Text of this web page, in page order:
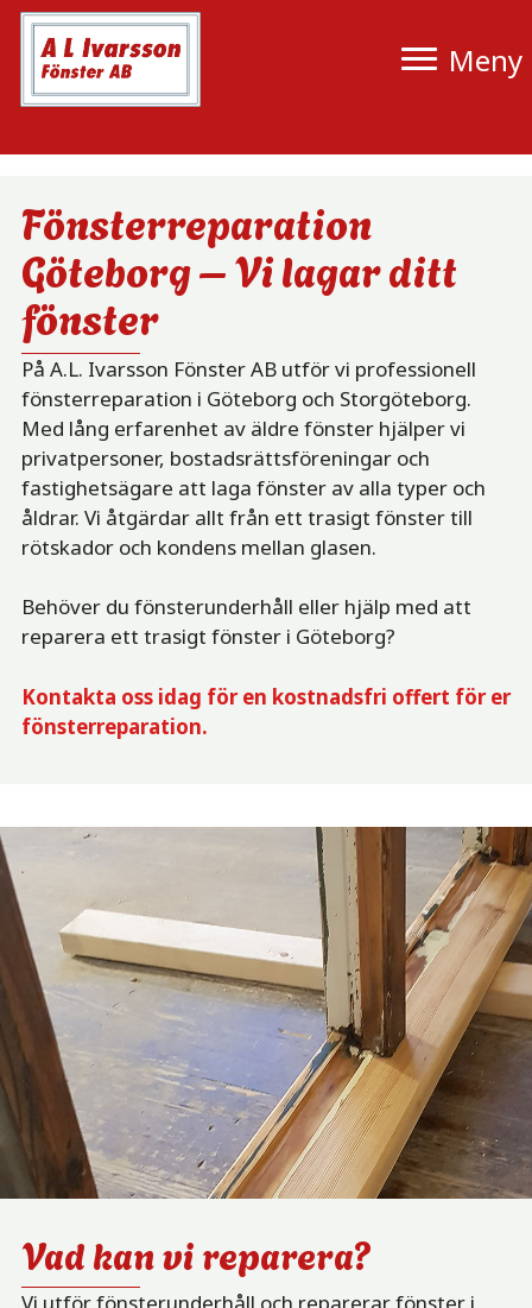
Hoppa
innehåll
Meny
Fönsterreparation
Fönsterreparation
Göteborg – Vi lagar ditt
fönster
På A.L. Ivarsson Fönster AB utför vi professionell
fönsterreparation i Göteborg och Storgöteborg.
Med lång erfarenhet av äldre fönster hjälper vi
privatpersoner, bostadsrättsföreningar och
fastighetsägare att laga fönster av alla typer och
åldrar. Vi åtgärdar allt från ett trasigt fönster till
rötskador och kondens mellan glasen.
Behöver du fönsterunderhåll eller hjälp med att
reparera ett trasigt fönster i Göteborg?
Kontakta oss idag för en kostnadsfri offert för er
fönsterreparation.
Vad kan vi reparera?